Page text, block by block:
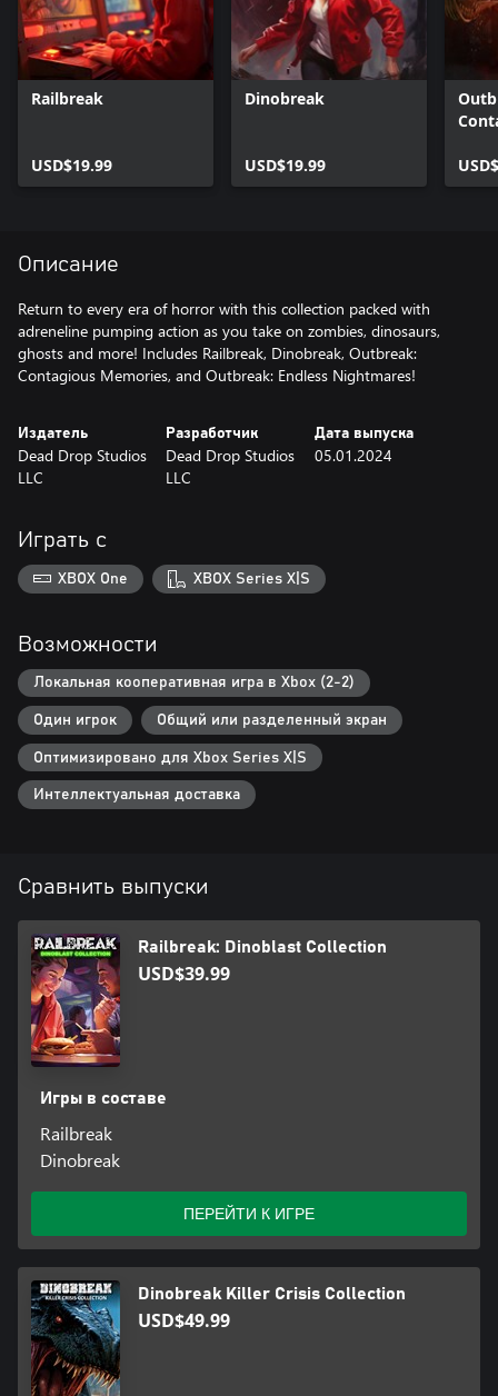
Railbreak
USD$19.99
Dinobreak
USD$19.99
Описание
Return to every era of horror with this collection packed with
adreneline pumping action as you take on zombies, dinosaurs,
ghosts and more! Includes Railbreak, Dinobreak, Outbreak:
Contagious Memories, and Outbreak: Endless Nightmares!
Издатель
Dead Drop Studios
LLC
Разработчик
Dead Drop Studios
LLC
Дата выпуска
05.01.2024
Играть с
XBOX One XBOX Series X|S
Возможности
Локальная кооперативная игра в Xbox (2-2)
Один игрок Общий или разделенный экран
Оптимизировано для Xbox Series X|S
Интеллектуальная доставка
Сравнить выпуски
Railbreak: Dinoblast Collection
USD$39.99
Игры в составе
Railbreak
Dinobreak
ПЕРЕЙТИ К ИГРЕ
Dinobreak Killer Crisis Collection
USD$49.99